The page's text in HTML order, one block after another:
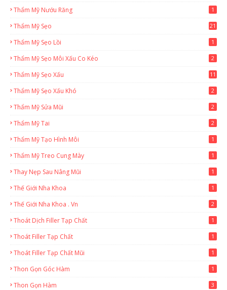
Thẩm Mỹ Nướu Răng 1
Thẩm Mỹ Sẹo 21
Thẩm Mỹ Sẹo Lồi 1
Thẩm Mỹ Sẹo Môi Xấu Co Kéo 2
Thẩm Mỹ Sẹo Xấu 11
Thẩm Mỹ Sẹo Xấu Khó 2
Thẩm Mỹ Sửa Mũi 2
Thẩm Mỹ Tai 2
Thẩm Mỹ Tạo Hình Môi 1
Thẩm Mỹ Treo Cung Mày 1
Thay Nẹp Sau Nâng Mũi 1
Thế Giới Nha Khoa 1
Thế Giới Nha Khoa . Vn 2
Thoát Dịch Filler Tạp Chất 1
Thoát Filler Tạp Chất 1
Thoát Filler Tạp Chất Mũi 1
Thon Gọn Góc Hàm 1
Thon Gọn Hàm 3